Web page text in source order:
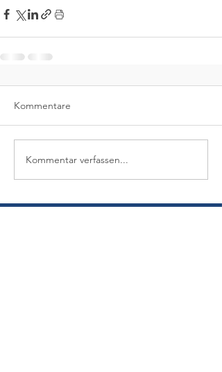
Kommentare
Kommentar verfassen...